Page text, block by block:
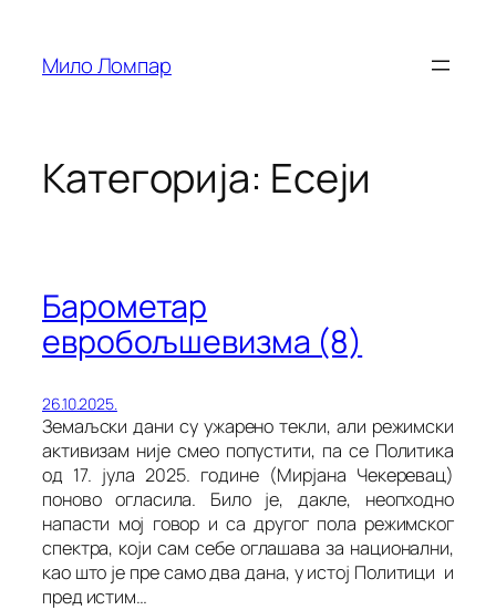
садржај
Мило Ломпар
Категорија: Есеји
Барометар
евробољшевизма (8)
26.10.2025.
Земаљски дани су ужарено текли, али режимски
активизам није смео попустити, па се Политика
од 17. јула 2025. године (Мирјана Чекеревац)
поново огласила. Било је, дакле, неопходно
напасти мој говор и са другог пола режимског
спектра, који сам себе оглашава за национални,
као што је пре само два дана, у истој Политици и
пред истим…